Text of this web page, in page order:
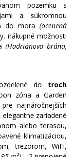
pozemku s
a súkromnou
do mora (ocenená
nákupné možnosti
(Hadriánova brána,
do troch
zóna a Garden
pre najnáročnejších
zariadené
alebo terasou,
klimatizáciou,
trezorom, WiFi,